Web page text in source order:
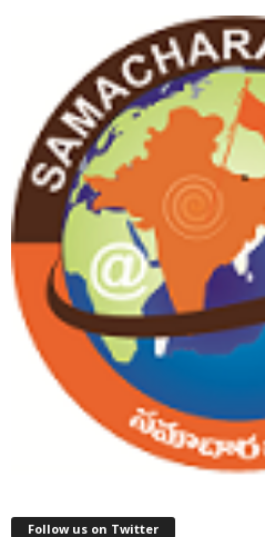
Follow us on Twitter